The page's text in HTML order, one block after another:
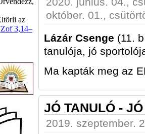
október. 01.,
Lázár Csenge (11.
tanulója, jó
Ma kapták meg az
JÓ TANULÓ -
2019. szeptember.